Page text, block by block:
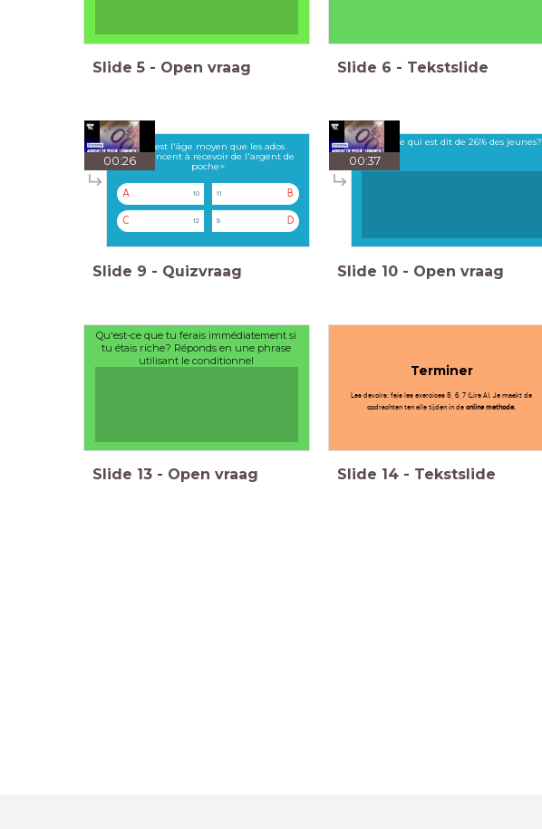
Slide 5 - Open vraag Slide 6 - Tekstslide
00:26
Quel est l'âge moyen que les ados
commencent à recevoir de l'argent de
poche>
A 10 B
11
C 12 D
9
Slide 9 - Quizvraag
00:37
Qu'est ce qui est dit de 26% des jeunes?
Slide 10 - Open vraag
Qu'est-ce que tu ferais immédiatement si
tu étais riche? Réponds en une phrase
utilisant le conditionnel
Slide 13 - Open vraag
Terminer
Les devoirs: fais les exercices 5, 6, 7 (Lire A). Je maakt de
opdrachten ten alle tijden in de online methode.
Slide 14 - Tekstslide